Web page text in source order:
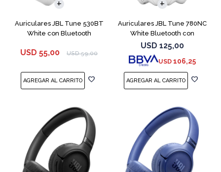
Auriculares JBL Tune 530BT
White con Bluetooth
USD 55,00 USD 59,00
Auriculares JBL Tune 780NC
White Bluetooth con
Micrófono
USD 125,00
USD 106,25